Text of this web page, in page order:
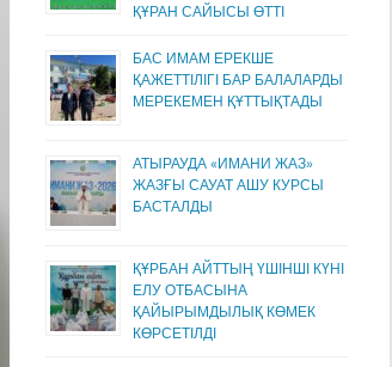
ҚҰРАН САЙЫСЫ ӨТТІ
БАС ИМАМ ЕРЕКШЕ
ҚАЖЕТТІЛІГІ БАР БАЛАЛАРДЫ
МЕРЕКЕМЕН ҚҰТТЫҚТАДЫ
АТЫРАУДА «ИМАНИ ЖАЗ»
ЖАЗҒЫ САУАТ АШУ КУРСЫ
БАСТАЛДЫ
ҚҰРБАН АЙТТЫҢ ҮШІНШІ КҮНІ
ЕЛУ ОТБАСЫНА
ҚАЙЫРЫМДЫЛЫҚ КӨМЕК
КӨРСЕТІЛДІ